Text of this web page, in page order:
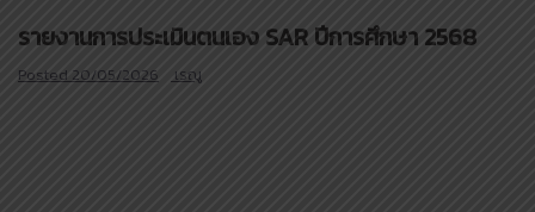
รายงานการประเมินตนเอง SAR ปีการศึกษา 2568
Posted 20/05/2026 เรณู